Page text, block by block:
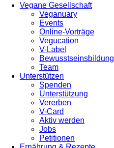
Vegane Gesellschaft
Veganuary
Events
Online-Vorträge
Vegucation
V-Label
Bewusstseinsbildung
Team
Unterstützen
Spenden
Unterstützung
Vererben
V-Card
Aktiv werden
Jobs
Petitionen